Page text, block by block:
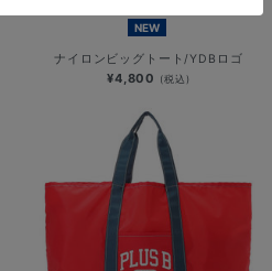
NEW
ナイロンビッグトート/YDBロゴ
¥4,800 (税込)